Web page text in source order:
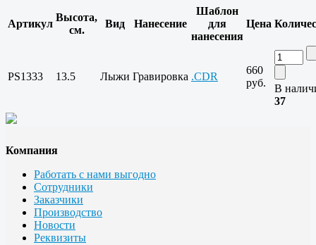
Артикул
Высота,
см.
Вид Нанесение
Шаблон
для
нанесения
Цена
PS1333 13.5 Лыжи Гравировка .CDR
660
руб.
В
37
Компания
Работать с нами выгодно
Сотрудники
Заказчики
Производство
Новости
Реквизиты